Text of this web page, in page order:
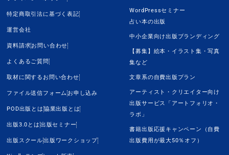
特定商取引法に基づく表記
運営会社
資料請求お問い合わせ
よくあるご質問
取材に関するお問い合わせ
ファイル送信フォームお申し込み
POD出版とは 協業出版とは
出版3.0とは 出版セミナー
出版スクール出版ワークショップ
WordPressセミナー
占い本の出版
中小企業向け出版ブランディング
【募集】絵本・イラスト集・写真
集など
文章系の自費出版プラン
アーティスト・クリエイター向け
出版サービス「アートフォリオ・
ラボ」
書籍出版応援キャンペーン（自費
出版費用が最大50％オフ）